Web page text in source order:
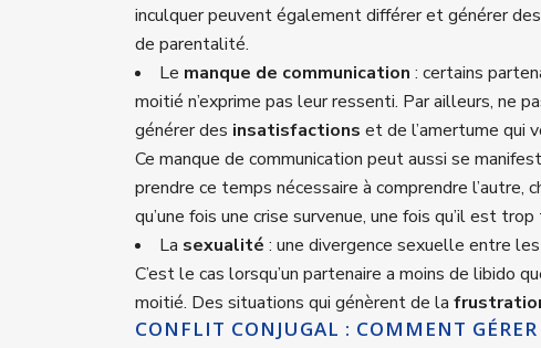
inculquer peuvent également différer et générer des
de parentalité.
Le manque de communication : certains
moitié n’exprime pas leur ressenti. Par ailleurs, ne
générer des insatisfactions et de l’amertume qui
Ce manque de communication peut aussi se
prendre ce temps nécessaire à comprendre l’autre,
qu’une fois une crise survenue, une fois qu’il est trop
La sexualité : une divergence sexuelle entre
C’est le cas lorsqu’un partenaire a moins de libido
moitié. Des situations qui génèrent de la
CONFLIT CONJUGAL : COMMENT GÉRER